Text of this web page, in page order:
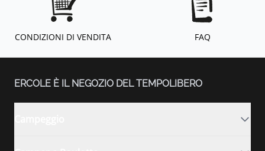
CONDIZIONI DI VENDITA FAQ
ERCOLE È IL NEGOZIO DEL TEMPOLIBERO